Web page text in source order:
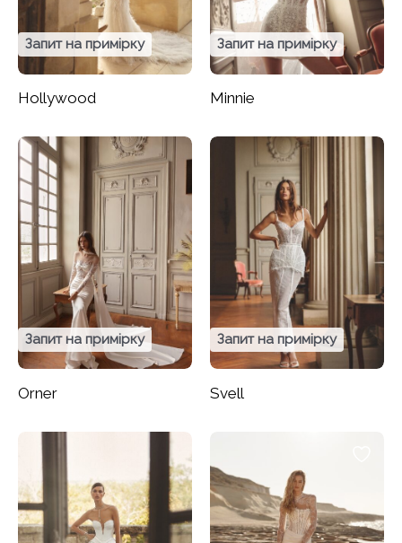
Запит на примірку
Hollywood
Запит на примірку
Minnie
Запит на примірку
Orner
Запит на примірку
Svell